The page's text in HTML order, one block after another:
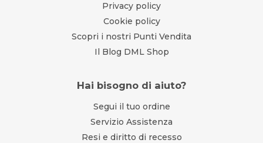
Privacy policy
Cookie policy
Scopri i nostri Punti Vendita
Il Blog DML Shop
Hai bisogno di aiuto?
Segui il tuo ordine
Servizio Assistenza
Resi e diritto di recesso